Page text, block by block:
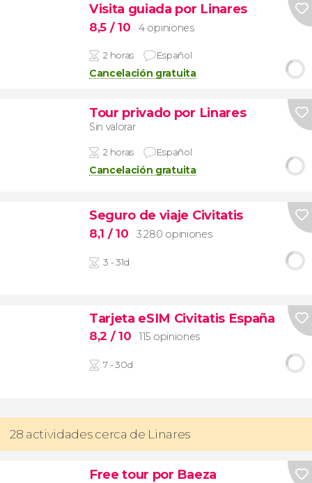
Visita guiada por Linares
8,5 / 10 4 opiniones
2 horas Español
Cancelación gratuita
Tour privado por Linares
Sin valorar
2 horas Español
Cancelación gratuita
Seguro de viaje Civitatis
8,1 / 10 3.280 opiniones
3 - 31d
Tarjeta eSIM Civitatis España
8,2 / 10 115 opiniones
7 - 30d
28 actividades cerca de Linares
Free tour por Baeza